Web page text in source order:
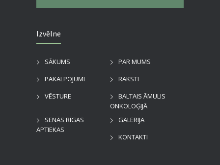
Izvēlne
SĀKUMS
PAR MUMS
PAKALPOJUMI
RAKSTI
VĒSTURE
BALTAIS ĀMULIS
ONKOLOĢIJĀ
SENĀS RĪGAS
APTIEKAS
GALERIJA
KONTAKTI